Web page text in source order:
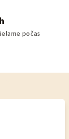
počas